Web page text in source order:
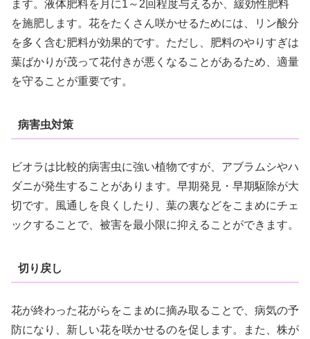
ます。液体肥料を月に1～2回程度与えるか、緩効性肥料
を施肥します。花をたくさん咲かせるためには、リン酸分
を多く含む肥料が効果的です。ただし、肥料のやりすぎは
葉ばかりが茂って花付きが悪くなることがあるため、適量
を守ることが重要です。
病害虫対策
ビオラは比較的病害虫に強い植物ですが、アブラムシやハ
ダニが発生することがあります。早期発見・早期駆除が大
切です。風通しを良くしたり、葉の裏などをこまめにチェ
ックすることで、被害を最小限に抑えることができます。
切り戻し
花が終わった花がらをこまめに摘み取ることで、病気の予
防になり、新しい花を咲かせるのを促します。また、株が